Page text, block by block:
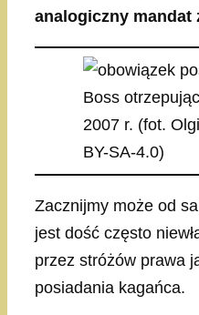
analogiczny mandat
Boss
2007 r. (fot.
BY-SA-4.0)
Zacznijmy może od
jest dość często
przez stróżów prawa
posiadania kagańca.